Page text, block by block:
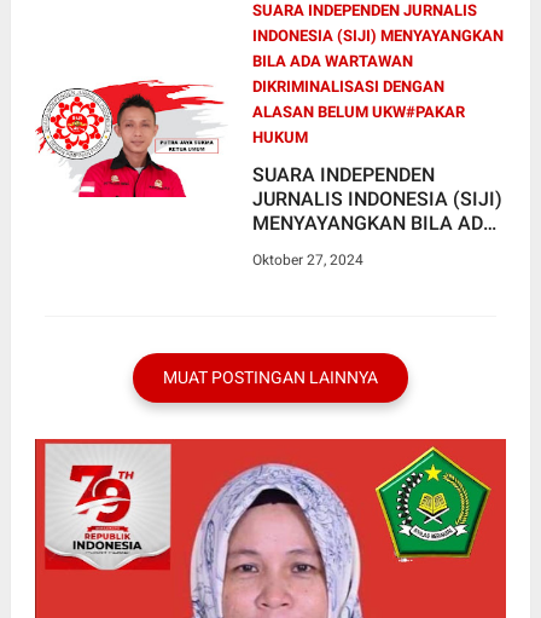
SUARA INDEPENDEN JURNALIS
INDONESIA (SIJI) MENYAYANGKAN
BILA ADA WARTAWAN
DIKRIMINALISASI DENGAN
ALASAN BELUM UKW#PAKAR
HUKUM
SUARA INDEPENDEN
JURNALIS INDONESIA (SIJI)
MENYAYANGKAN BILA ADA
DIKRIMINALISASI DENGAN
Oktober 27, 2024
MUAT POSTINGAN LAINNYA